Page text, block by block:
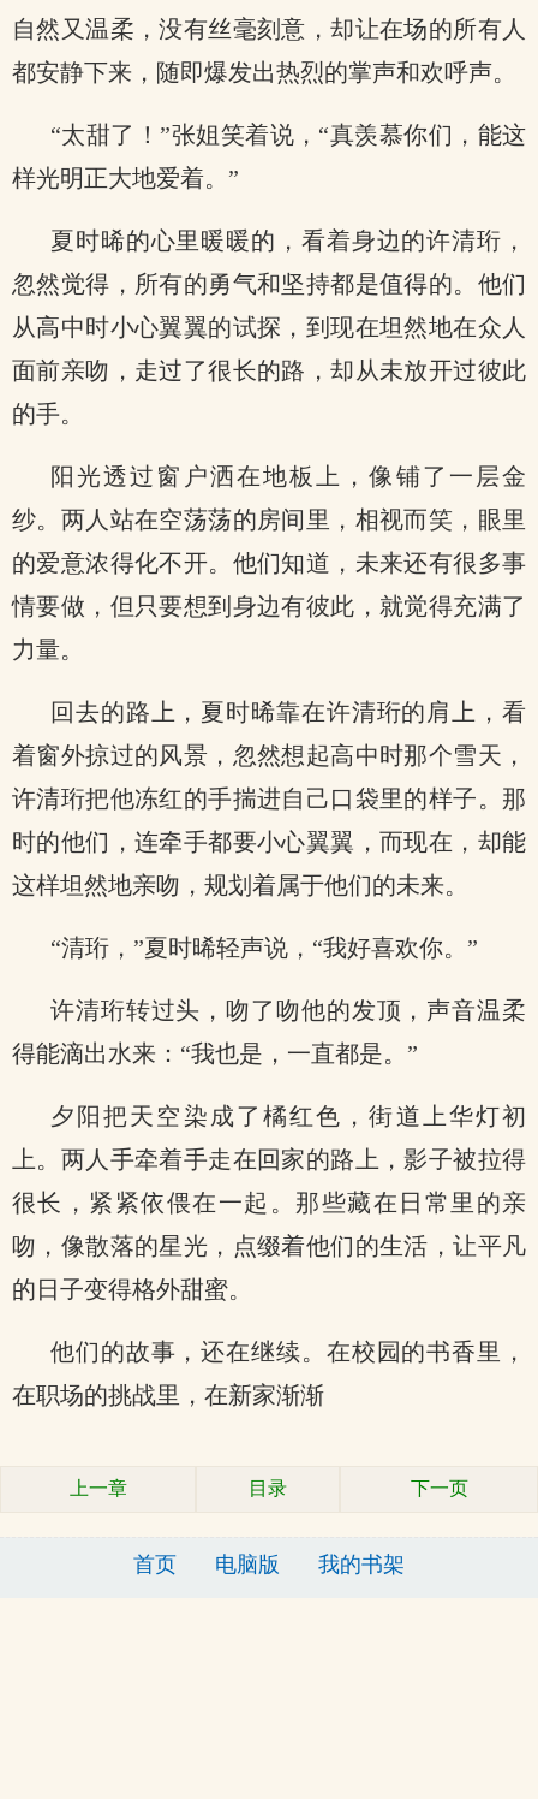
自然又温柔，没有丝毫刻意，却让在场的所有人
都安静下来，随即爆发出热烈的掌声和欢呼声。
“太甜了！”张姐笑着说，“真羡慕你们，能这
样光明正大地爱着。”
夏时晞的心里暖暖的，看着身边的许清珩，
忽然觉得，所有的勇气和坚持都是值得的。他们
从高中时小心翼翼的试探，到现在坦然地在众人
面前亲吻，走过了很长的路，却从未放开过彼此
的手。
阳光透过窗户洒在地板上，像铺了一层金
纱。两人站在空荡荡的房间里，相视而笑，眼里
的爱意浓得化不开。他们知道，未来还有很多事
情要做，但只要想到身边有彼此，就觉得充满了
力量。
回去的路上，夏时晞靠在许清珩的肩上，看
着窗外掠过的风景，忽然想起高中时那个雪天，
许清珩把他冻红的手揣进自己口袋里的样子。那
时的他们，连牵手都要小心翼翼，而现在，却能
这样坦然地亲吻，规划着属于他们的未来。
“清珩，”夏时晞轻声说，“我好喜欢你。”
许清珩转过头，吻了吻他的发顶，声音温柔
得能滴出水来：“我也是，一直都是。”
夕阳把天空染成了橘红色，街道上华灯初
上。两人手牵着手走在回家的路上，影子被拉得
很长，紧紧依偎在一起。那些藏在日常里的亲
吻，像散落的星光，点缀着他们的生活，让平凡
的日子变得格外甜蜜。
他们的故事，还在继续。在校园的书香里，
在职场的挑战里，在新家渐渐
上一章 目录 下一页
首页 电脑版 我的书架